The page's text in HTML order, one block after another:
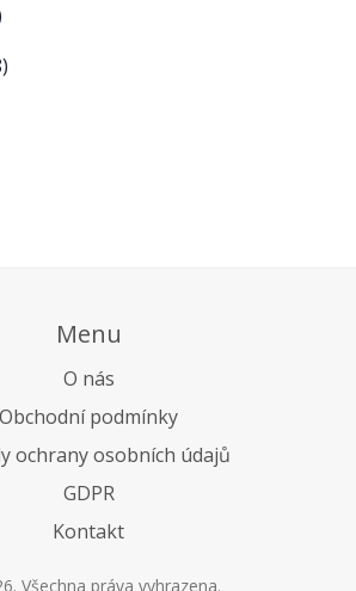
Menu
O nás
Obchodní podmínky
ochrany osobních údajů
GDPR
Kontakt
Všechna práva vyhrazena.